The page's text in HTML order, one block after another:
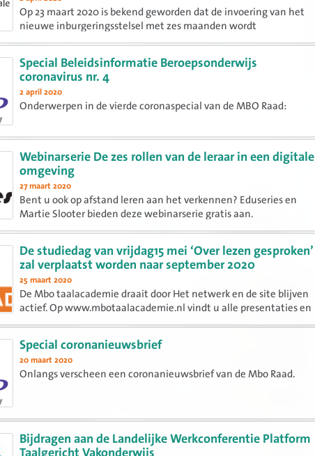
Op 23 maart 2020 is bekend geworden dat de invoering van het
nieuwe inburgeringsstelsel met zes maanden wordt
opgeschoven naar 1 juli 2021.
Special Beleidsinformatie Beroepsonderwijs
coronavirus nr. 4
2 april 2020
Onderwerpen in de vierde coronaspecial van de MBO Raad:
Webinarserie De zes rollen van de leraar in een digitale
omgeving
27 maart 2020
Bent u ook op afstand leren aan het verkennen? Eduseries en
Martie Slooter bieden deze webinarserie gratis aan.
De studiedag van vrijdag15 mei ‘Over lezen gesproken’
zal verplaatst worden naar september 2020
25 maart 2020
De Mbo taalacademie draait door Het netwerk en de site blijven
actief. Op www.mbotaalacademie.nl vindt u alle presentaties en
documenten van de afgelopen 12 jaar, actuele nieuwsberichten.
Ook kunt u een oproep plaatsen. De kracht van de academie...
Special coronanieuwsbrief
20 maart 2020
Onlangs verscheen een coronanieuwsbrief van de Mbo Raad.
Bijdragen aan de Landelijke Werkconferentie Platform